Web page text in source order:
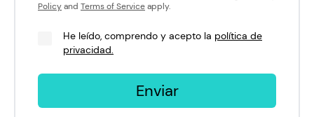
Policyand Terms of Serviceapply.
He leído, comprendo y acepto la política de
privacidad.
Enviar